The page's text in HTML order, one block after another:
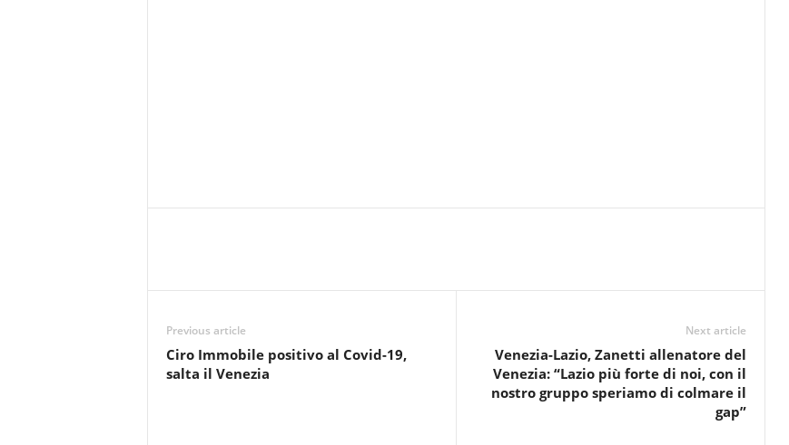
Previous article
Ciro Immobile positivo al Covid-19,
salta il Venezia
Next article
Venezia-Lazio, Zanetti allenatore del
Venezia: “Lazio più forte di noi, con il
nostro gruppo speriamo di colmare il
gap”